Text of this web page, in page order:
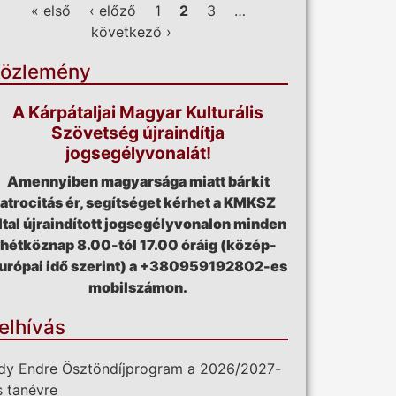
Oldalak
« első ‹ előző 1 2 3
…
következő ›
A Kárpátaljai Magyar Kulturális
Szövetség újraindítja
jogsegélyvonalát!
Amennyiben magyarsága miatt bárkit
atrocitás ér, segítséget kérhet a KMKSZ
újraindított jogsegélyvonalon minden
hétköznap 8.00-tól 17.00 óráig (közép-
idő szerint) a +380959192802-es
mobilszámon.
Endre Ösztöndíjprogram a 2026/2027-
tanévre